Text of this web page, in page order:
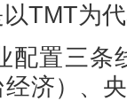
TMT为
置三条
济）、